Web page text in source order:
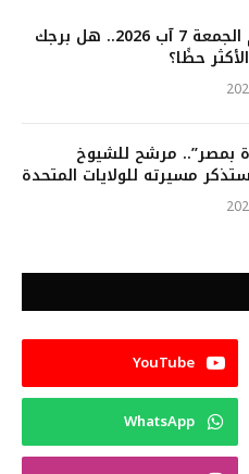
حظك اليوم الجمعة 7 آب 2026.. هل برجك
حظًا؟
بمصر”.. مرشح للشيوخ
مسيرته للولايات المتحدة
YouTube
WhatsApp